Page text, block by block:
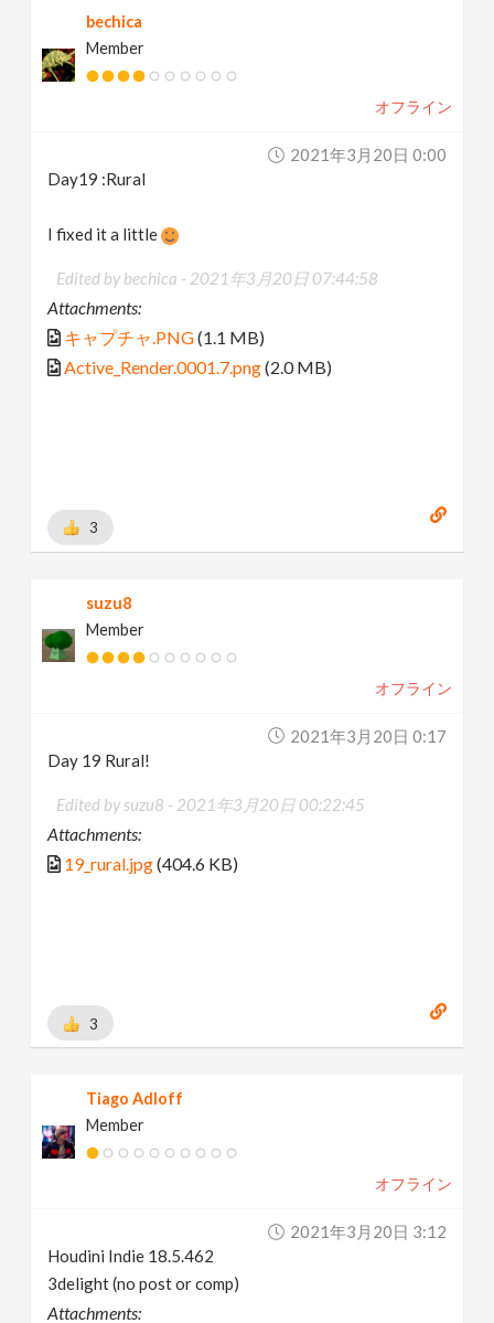
bechica
Member
オフライン
2021年3月20日 0:00
Day19 :Rural
I fixed it a little
Edited by bechica - 2021年3月20日 07:44:58
Attachments:
キャプチャ.PNG(1.1 MB)
Active_Render.0001.7.png(2.0 MB)
3
suzu8
Member
オフライン
2021年3月20日 0:17
Day 19 Rural!
Edited by suzu8 - 2021年3月20日 00:22:45
Attachments:
19_rural.jpg(404.6 KB)
3
Tiago Adloff
Member
オフライン
2021年3月20日 3:12
Houdini Indie 18.5.462
3delight (no post or comp)
Attachments: